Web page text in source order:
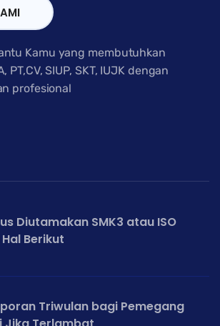
Kamu yang membutuhkan
PT,CV, SIUP, SKT, IUJK dengan
profesional
Diutamakan SMK3 atau ISO
Berikut
Triwulan bagi Pemegang